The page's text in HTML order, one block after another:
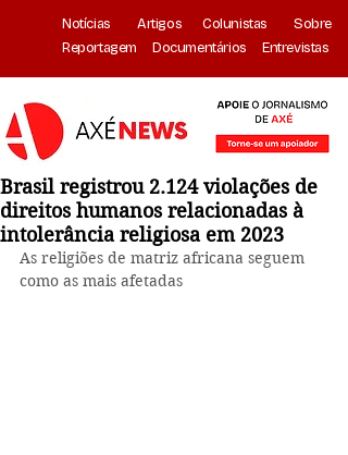
Notícias Artigos Colunistas
Sobre
Reportagem
Documentários Entrevistas
Brasil registrou 2.124 violações de
direitos humanos relacionadas à
intolerância religiosa em 2023
As religiões de matriz africana seguem
como as mais afetadas